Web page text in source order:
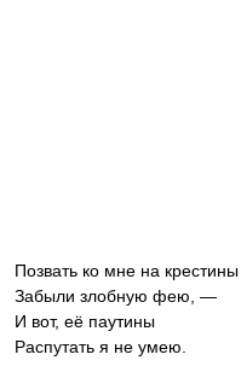
Позвать ко мне на крестины
Забыли злобную фею, —
И вот, её паутины
Распутать я не умею.